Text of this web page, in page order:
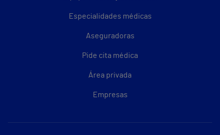
Especialidades médicas
Aseguradoras
Pide cita médica
Área privada
Empresas